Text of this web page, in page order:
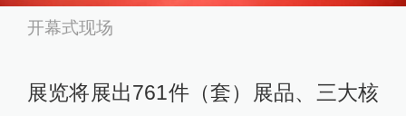
开幕式现场
展览将展出761件（套）展品、三大核